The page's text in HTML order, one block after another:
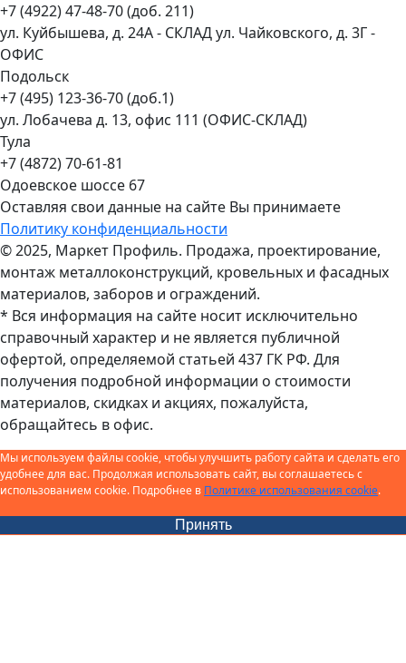
+7 (4922) 47-48-70 (доб. 211)
ул. Куйбышева, д. 24А - СКЛАД ул. Чайковского, д. 3Г -
ОФИС
Подольск
+7 (495) 123-36-70 (доб.1)
ул. Лобачева д. 13, офис 111 (ОФИС-СКЛАД)
Тула
+7 (4872) 70-61-81
Одоевское шоссе 67
Оставляя свои данные на сайте Вы принимаете
Политику конфиденциальности
© 2025, Маркет Профиль. Продажа, проектирование,
монтаж металлоконструкций, кровельных и фасадных
материалов, заборов и ограждений.
* Вся информация на сайте носит исключительно
справочный характер и не является публичной
офертой, определяемой статьей 437 ГК РФ. Для
получения подробной информации о стоимости
материалов, скидках и акциях, пожалуйста,
обращайтесь в офис.
Мы используем файлы cookie, чтобы улучшить работу сайта и сделать его
удобнее для вас. Продолжая использовать сайт, вы соглашаетесь с
использованием cookie. Подробнее в Политике использования cookie.
Принять